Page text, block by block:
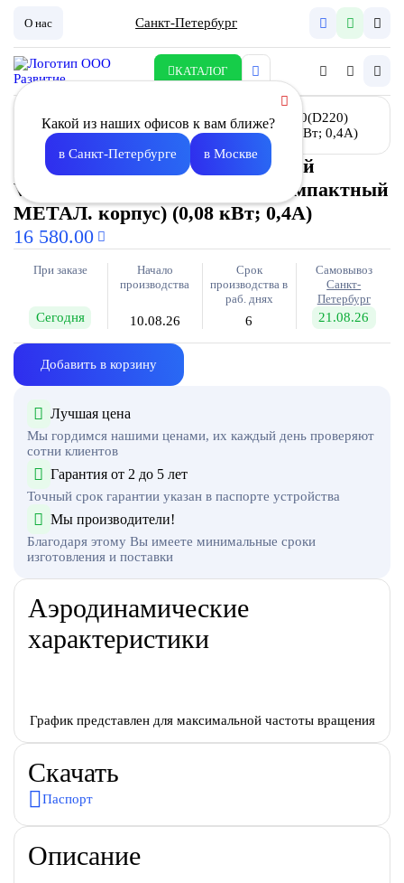
О нас Санкт-Петербург
КАТАЛОГ
Какой из наших офисов к вам ближе?
в Санкт-Петербурге в Москве
Вентилятор канальный круглый
V(AC1)- 160(D220) Compact (компактный
МЕТАЛ. корпус) (0,08 кВт; 0,4А)
16 580.00
При заказе
Сегодня
Начало
производства
10.08.26
Срок
производства в
раб. днях
6
Самовывоз
Санкт-
Петербург
21.08.26
Добавить в корзину
Лучшая цена
Мы гордимся нашими ценами, их каждый день проверяют
сотни клиентов
Гарантия от 2 до 5 лет
Точный срок гарантии указан в паспорте устройства
Мы производители!
Благодаря этому Вы имеете минимальные сроки
изготовления и поставки
Аэродинамические
характеристики
График представлен для максимальной частоты вращения
Скачать
Паспорт
Описание